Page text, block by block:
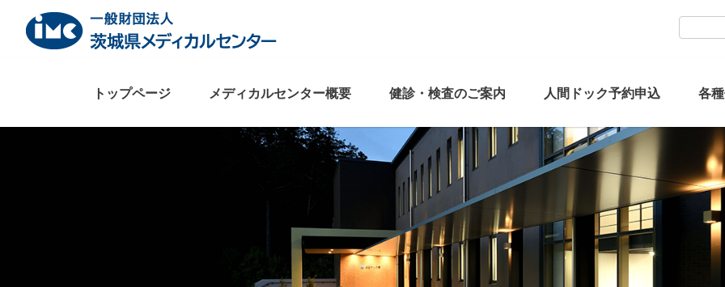
content
トップページ メディカルセンター概要 健診・検査のご案内 人間ドック予約申込 各